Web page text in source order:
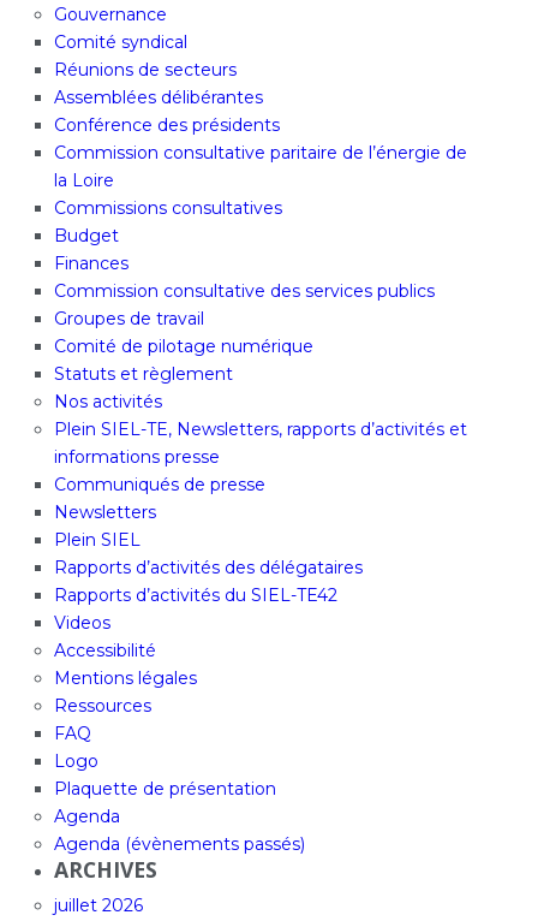
Gouvernance
Comité syndical
Réunions de secteurs
Assemblées délibérantes
Conférence des présidents
Commission consultative paritaire de l’énergie de
la Loire
Commissions consultatives
Budget
Finances
Commission consultative des services publics
Groupes de travail
Comité de pilotage numérique
Statuts et règlement
Nos activités
Plein SIEL-TE, Newsletters, rapports d’activités et
informations presse
Communiqués de presse
Newsletters
Plein SIEL
Rapports d’activités des délégataires
Rapports d’activités du SIEL-TE42
Videos
Accessibilité
Mentions légales
Ressources
FAQ
Logo
Plaquette de présentation
Agenda
Agenda (évènements passés)
ARCHIVES
juillet 2026